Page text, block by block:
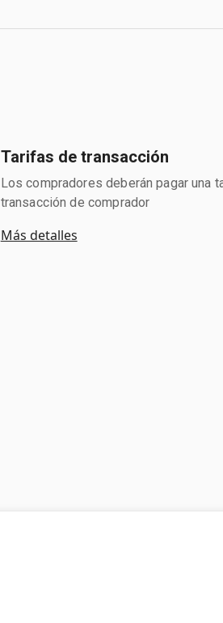
Tarifas de transacción
Los compradores deberán pagar una
transacción de comprador
Más detalles